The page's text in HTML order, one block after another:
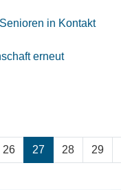
in Kontakt
erneut
26 27 28 29